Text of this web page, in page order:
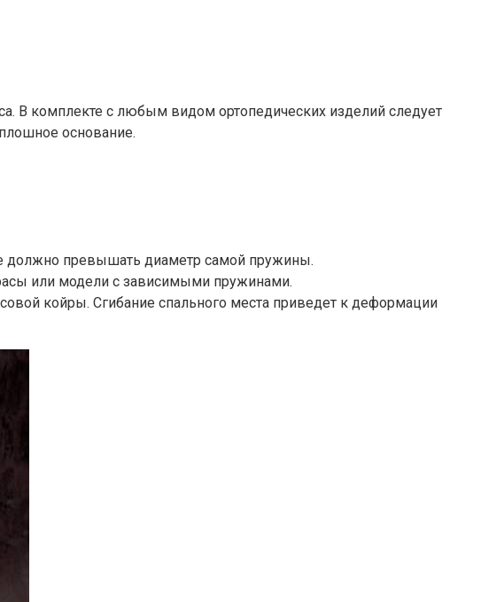
В комплекте с любым видом ортопедических изделий следует
основание.
должно превышать диаметр самой пружины.
или модели с зависимыми пружинами.
койры. Сгибание спального места приведет к деформации